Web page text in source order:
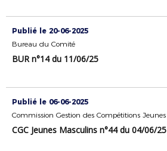
Publié le 20-06-2025
Bureau du Comité
BUR n°14 du 11/06/25
Publié le 06-06-2025
CGC Jeunes Masculins n°44 du 04/06/25